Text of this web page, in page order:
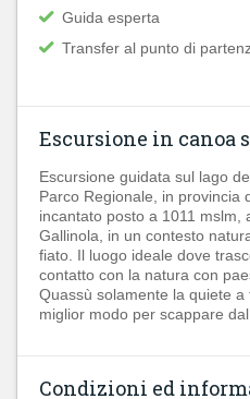
Guida esperta
Transfer al punto di
Escursione in canoa
Escursione guidata sul lago
Parco Regionale, in provincia
incantato posto a 1011 mslm,
Gallinola, in un contesto
fiato. Il luogo ideale dove
contatto con la natura con
Quassù solamente la quiete
miglior modo per scappare
Condizioni ed